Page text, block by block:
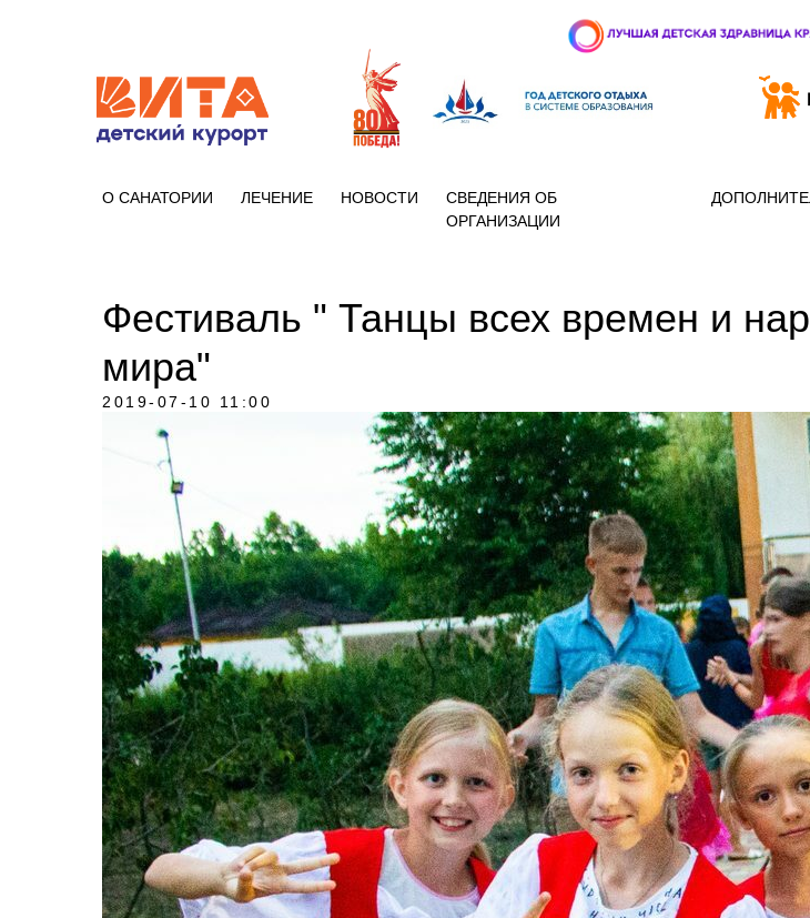
+7 (86133) 97-888
О САНАТОРИИ НОВОСТИ
СВЕДЕНИЯ ОБ
ОРГАНИЗАЦИИ
ЛЕЧЕНИЕ
Фестиваль " Танцы всех времен и
мира"
2019-07-10 11:00